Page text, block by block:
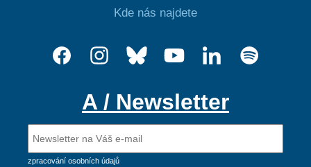
Kde nás najdete
A / Newsletter
zpracování osobních údajů